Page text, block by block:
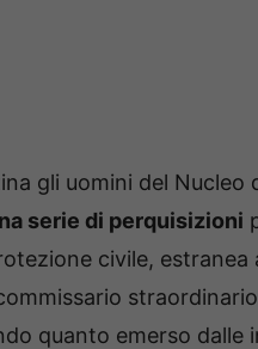
gli uomini del Nucleo
serie di perquisizioni
civile,
quanto emerso dalle